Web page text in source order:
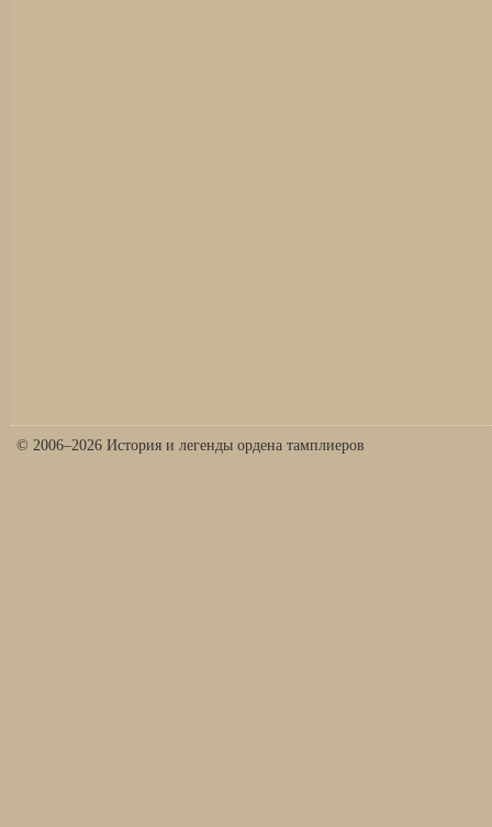
© 2006–2026 История и легенды ордена тамплиеров